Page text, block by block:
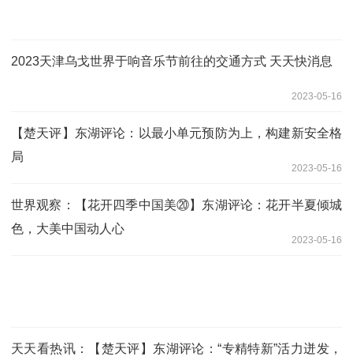
2023天津乌戈世界于响音乐节前往的交通方式 天天快消息
2023-05-16
【楚天评】东湖评论：以最小单元预防为上，构建新安全格
局
2023-05-16
世界观察：【花开四季中国美⑳】东湖评论：花开半夏倾城
色，大美中国动人心
2023-05-16
天天看热讯：【楚天评】东湖评论：“专精特新”活力迸发，